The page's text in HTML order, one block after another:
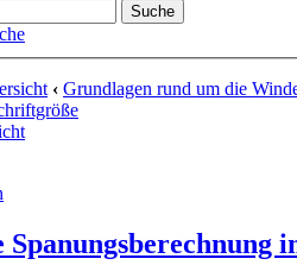
‹ Grundlagen rund um die